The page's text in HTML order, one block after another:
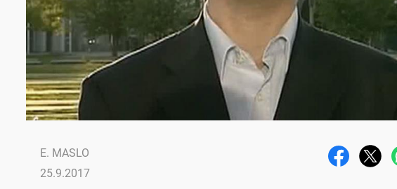
E. MASLO
25.9.2017